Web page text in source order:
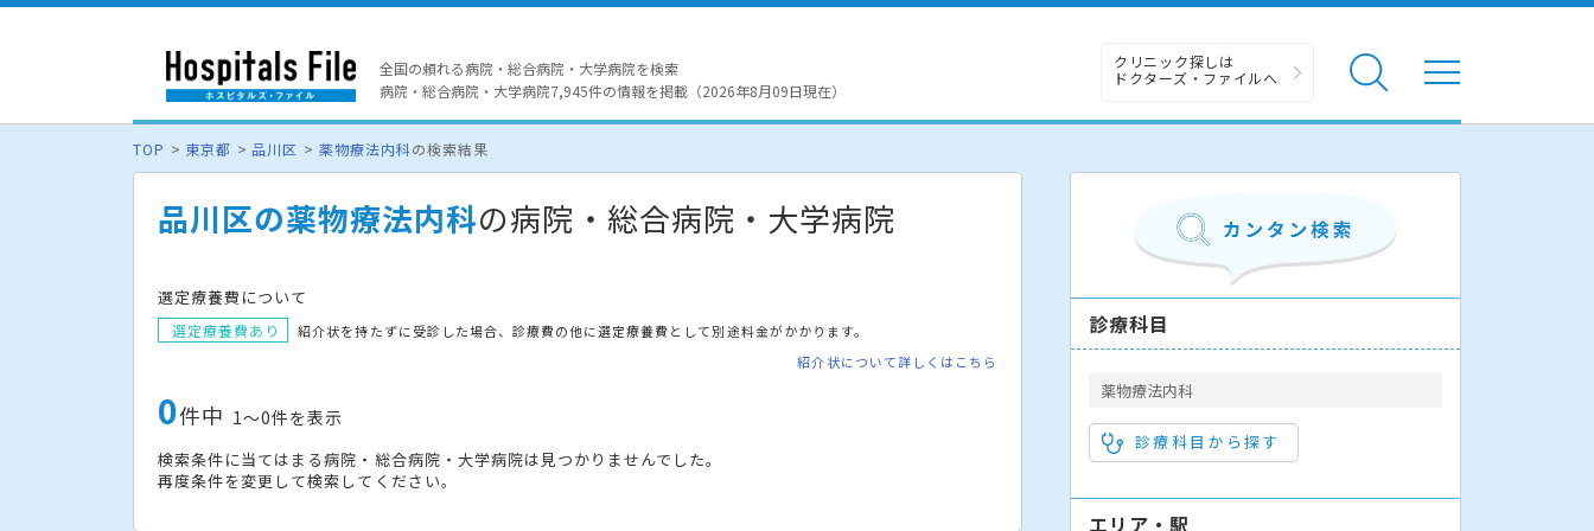
全国の頼れる病院・総合病院・大学病院を検索
病院・総合病院・大学病院7,945件の情報を掲載（2026年8月09日現在）
クリニック探しは
ドクターズ・ファイルへ
TOP 東京都 品川区 薬物療法内科の検索結果
品川区の薬物療法内科の病院・総合病院・大学病院
選定療養費について
選定療養費あり
紹介状を持たずに受診した場合、診療費の他に選定療養費として別途料金がかかります。
紹介状について詳しくはこちら
0件中 1〜0件を表示
検索条件に当てはまる病院・総合病院・大学病院は見つかりませんでした。
再度条件を変更して検索してください。
診療科目
薬物療法内科
診療科目から探す
エリア・駅